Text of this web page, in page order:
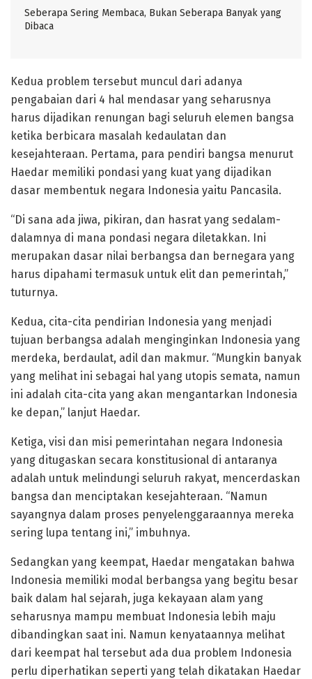
Seberapa Sering Membaca, Bukan Seberapa Banyak yang
Dibaca
Kedua problem tersebut muncul dari adanya
pengabaian dari 4 hal mendasar yang seharusnya
harus dijadikan renungan bagi seluruh elemen bangsa
ketika berbicara masalah kedaulatan dan
kesejahteraan. Pertama, para pendiri bangsa menurut
Haedar memiliki pondasi yang kuat yang dijadikan
dasar membentuk negara Indonesia yaitu Pancasila.
“Di sana ada jiwa, pikiran, dan hasrat yang sedalam-
dalamnya di mana pondasi negara diletakkan. Ini
merupakan dasar nilai berbangsa dan bernegara yang
harus dipahami termasuk untuk elit dan pemerintah,”
tuturnya.
Kedua, cita-cita pendirian Indonesia yang menjadi
tujuan berbangsa adalah menginginkan Indonesia yang
merdeka, berdaulat, adil dan makmur. “Mungkin banyak
yang melihat ini sebagai hal yang utopis semata, namun
ini adalah cita-cita yang akan mengantarkan Indonesia
ke depan,” lanjut Haedar.
Ketiga, visi dan misi pemerintahan negara Indonesia
yang ditugaskan secara konstitusional di antaranya
adalah untuk melindungi seluruh rakyat, mencerdaskan
bangsa dan menciptakan kesejahteraan. “Namun
sayangnya dalam proses penyelenggaraannya mereka
sering lupa tentang ini,” imbuhnya.
Sedangkan yang keempat, Haedar mengatakan bahwa
Indonesia memiliki modal berbangsa yang begitu besar
baik dalam hal sejarah, juga kekayaan alam yang
seharusnya mampu membuat Indonesia lebih maju
dibandingkan saat ini. Namun kenyataannya melihat
dari keempat hal tersebut ada dua problem Indonesia
perlu diperhatikan seperti yang telah dikatakan Haedar